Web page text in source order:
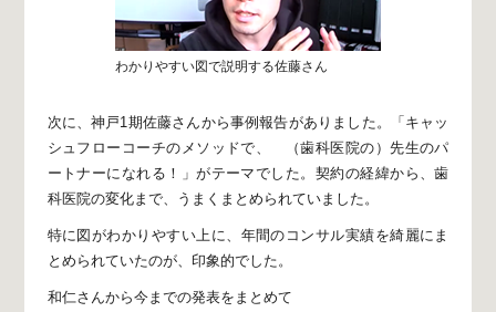
わかりやすい図で説明する佐藤さん
次に、神戸1期佐藤さんから事例報告がありました。
「キャッ
シュフローコーチのメソッドで、
（歯科医院の）先生のパ
ートナーになれる！」がテーマでした。 契約の経緯から、歯
科医院の変化まで、
うまくまとめられていました。
特に図がわかりやすい上に、 年間のコンサル実績を綺麗にま
とめられていたのが、 印象的でした。
和仁さんから今までの発表をまとめて